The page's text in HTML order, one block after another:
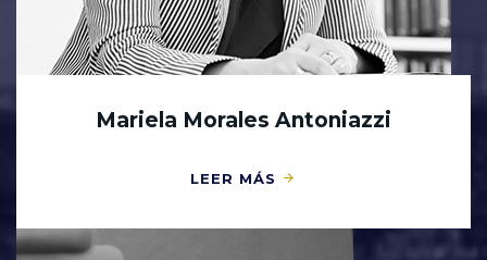
Mariela Morales Antoniazzi
LEER MÁS